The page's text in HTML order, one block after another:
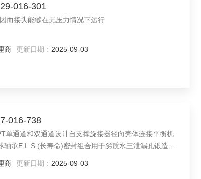
016-301
而接头能够在无压力情况下运行
商 更新日期： 2025-09-03
016-738
通道和双通道设计自支撑旋接器径向壳体连接平衡机
承E.L.S.(长寿命)密封组合用于劣质水三泄漏孔锻造铜
商 更新日期： 2025-09-03